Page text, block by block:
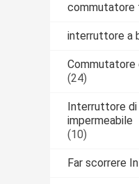
commutatore
interruttore a
(24)
Interruttore
impermeabile
(10)
Far scorrere